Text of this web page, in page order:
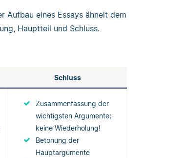
Aufbau eines Essays ähnelt dem
Hauptteil und Schluss.
Schluss
Zusammenfassung der
wichtigsten Argumente;
keine Wiederholung!
Betonung der
Hauptargumente